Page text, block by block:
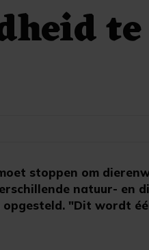
te
stoppen om
natuur- en
"Dit wordt